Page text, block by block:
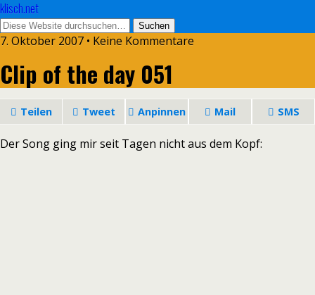
klisch.net
7. Oktober 2007 • Keine Kommentare
Clip of the day 051
Teilen Tweet Anpinnen Mail SMS
Der Song ging mir seit Tagen nicht aus dem Kopf: